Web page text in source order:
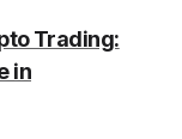
Trading:
in